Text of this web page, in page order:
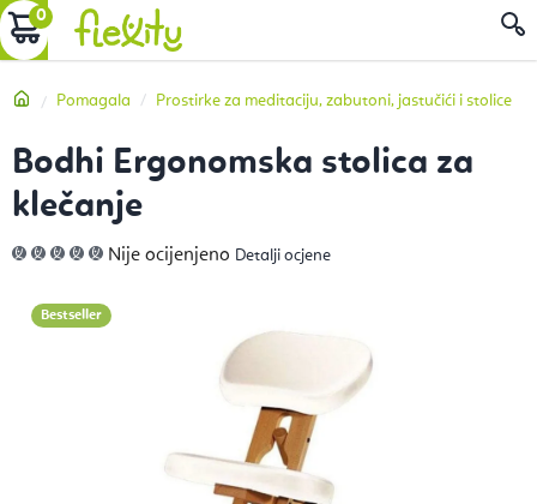
Preskoči
na
KOŠARICA
Početna
Pomagala Prostirke za meditaciju, zabutoni, jastučići i stolice
Bodhi Ergonomska stolica za
klečanje
Prosječna
ocjena
0,0
od
Nije ocijenjeno Detalji ocjene
Bestseller